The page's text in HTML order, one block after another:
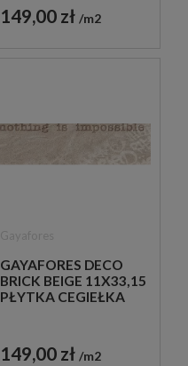
149,00 zł m2
GAYAFORES DECO
BRICK BEIGE 11X33,15
PŁYTKA CEGIEŁKA
149,00 zł m2